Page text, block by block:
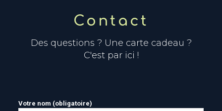
Contact
Des questions ? Une carte cadeau ?
C'est par ici !
Votre nom (obligatoire)